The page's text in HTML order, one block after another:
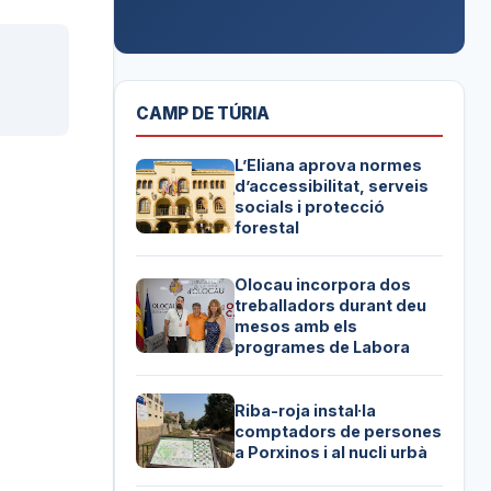
CAMP DE TÚRIA
L’Eliana aprova normes
d’accessibilitat, serveis
socials i protecció
forestal
Olocau incorpora dos
treballadors durant deu
mesos amb els
programes de Labora
Riba-roja instal·la
comptadors de persones
a Porxinos i al nucli urbà